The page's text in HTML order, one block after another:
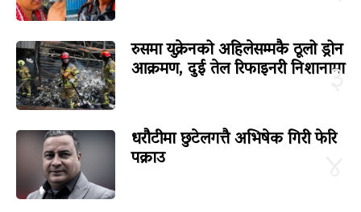
३
रुसमा युक्रेनको अहिलेसम्मकै ठूलो ड्रोन
आक्रमण, दुई तेल रिफाइनरी निशानामा
धरौटीमा छुटेलगत्तै अभिषेक गिरी फेरि
पक्राउ